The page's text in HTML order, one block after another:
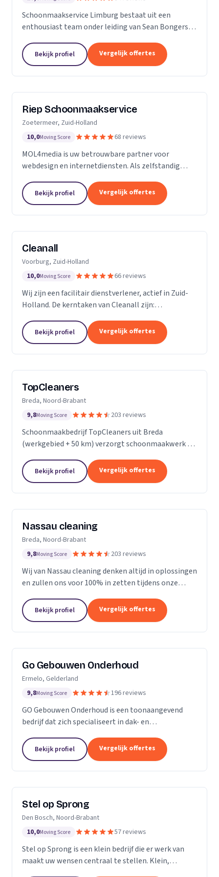
Schoonmaakservice Limburg bestaat uit een
enthousiast team onder leiding van Sean Bongers,
een aantal jaren in de schoonmaakbranche
werkzaam te...
Bekijk profiel Vergelijk offertes
Riep Schoonmaakservice
Zoetermeer, Zuid-Holland
10,0Moving Score 68 reviews
MOL4media is uw betrouwbare partner voor
webdesign en internetdiensten. Als zelfstandig
Content Management Systeem Joomla, zet ik, Ton
van der Helm,...
Bekijk profiel Vergelijk offertes
Cleanall
Voorburg, Zuid-Holland
10,0Moving Score 66 reviews
Wij zijn een facilitair dienstverlener, actief in Zuid-
Holland. De kerntaken van Cleanall zijn:
wij aanbieden in particulieren en zakelijke
omgevingen....
Bekijk profiel Vergelijk offertes
TopCleaners
Breda, Noord-Brabant
9,8Moving Score 203 reviews
Schoonmaakbedrijf TopCleaners uit Breda
(werkgebied + 50 km) verzorgt schoonmaakwerk bij
enthousiaste en vak geschoolde schoonmakers. Wij
leveren...
Bekijk profiel Vergelijk offertes
Nassau cleaning
Breda, Noord-Brabant
9,8Moving Score 203 reviews
Wij van Nassau cleaning denken altijd in oplossingen
en zullen ons voor 100% in zetten tijdens onze
Bekijk profiel Vergelijk offertes
Go Gebouwen Onderhoud
Ermelo, Gelderland
9,8Moving Score 196 reviews
GO Gebouwen Onderhoud is een toonaangevend
bedrijf dat zich specialiseert in dak- en
samenhangt. Met onze vakkundige aanpak zorgen
we ervoor dat uw pand...
Bekijk profiel Vergelijk offertes
Stel op Sprong
Den Bosch, Noord-Brabant
10,0Moving Score 57 reviews
Stel op Sprong is een klein bedrijf die er werk van
maakt uw wensen centraal te stellen. Klein,